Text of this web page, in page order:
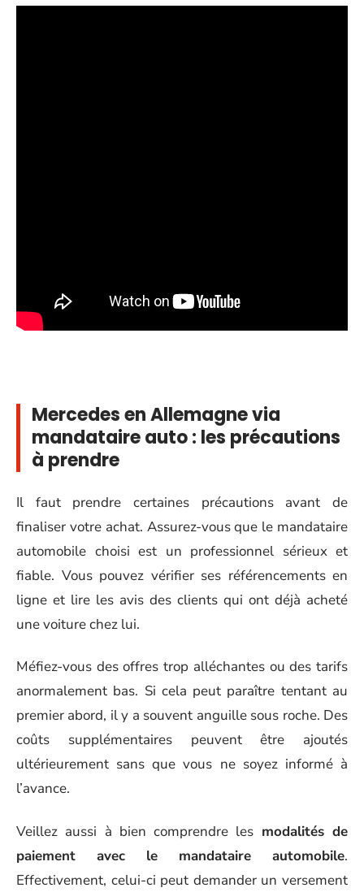
Mercedes en Allemagne via
mandataire auto : les précautions
à prendre
Il faut prendre certaines précautions avant de
finaliser votre achat. Assurez-vous que le mandataire
automobile choisi est un professionnel sérieux et
fiable. Vous pouvez vérifier ses référencements en
ligne et lire les avis des clients qui ont déjà acheté
une voiture chez lui.
Méfiez-vous des offres trop alléchantes ou des tarifs
anormalement bas. Si cela peut paraître tentant au
premier abord, il y a souvent anguille sous roche. Des
coûts supplémentaires peuvent être ajoutés
ultérieurement sans que vous ne soyez informé à
l’avance.
Veillez aussi à bien comprendre les modalités de
paiement avec le mandataire automobile.
Effectivement, celui-ci peut demander un versement